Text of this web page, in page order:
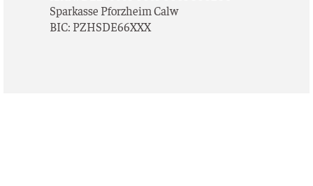
Spar­kas­se Pforz­heim Calw
BIC: PZHSDE66XXX